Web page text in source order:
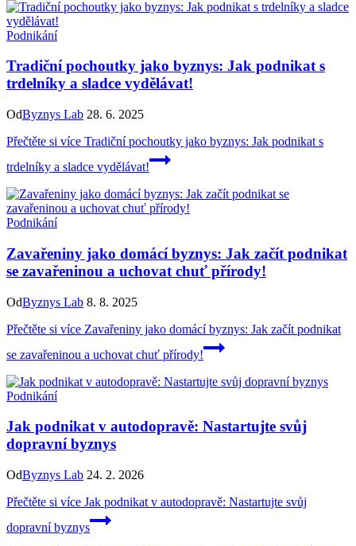
Podnikání
Tradiční pochoutky jako byznys: Jak podnikat s
trdelníky a sladce vydělávat!
OdByznys Lab 28. 6. 2025
Přečtěte si více Tradiční pochoutky jako byznys: Jak podnikat s
trdelníky a sladce vydělávat!
Podnikání
Zavařeniny jako domácí byznys: Jak začít podnikat
se zavařeninou a uchovat chuť přírody!
OdByznys Lab 8. 8. 2025
Přečtěte si více Zavařeniny jako domácí byznys: Jak začít podnikat
se zavařeninou a uchovat chuť přírody!
Podnikání
Jak podnikat v autodopravě: Nastartujte svůj
dopravní byznys
OdByznys Lab 24. 2. 2026
Přečtěte si více Jak podnikat v autodopravě: Nastartujte svůj
dopravní byznys